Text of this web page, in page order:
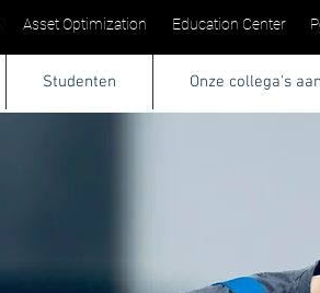
Asset Optimization Education Center
Studenten Onze collega's